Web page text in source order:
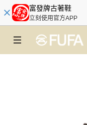
富發牌古著鞋
立刻使用官方APP